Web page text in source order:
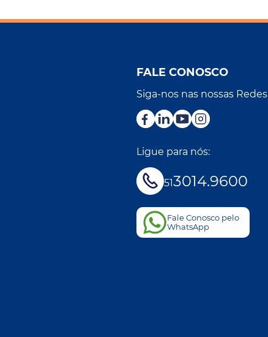
FALE CONOSCO
Siga-nos nas nossas Redes
Ligue para nós:
513014.9600
Fale Conosco pelo
WhatsApp